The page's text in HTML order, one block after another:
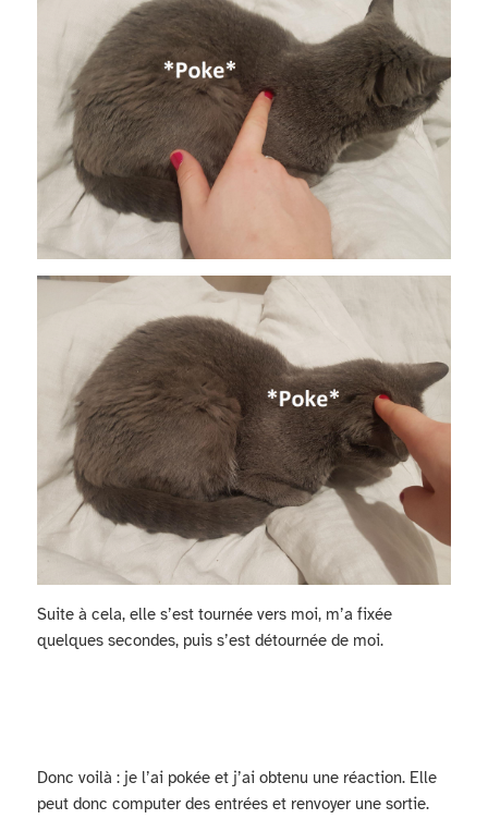
Suite à cela, elle s’est tournée vers moi, m’a fixée
quelques secondes, puis s’est détournée de moi.
Donc voilà : je l’ai pokée et j’ai obtenu une réaction. Elle
peut donc computer des entrées et renvoyer une sortie.